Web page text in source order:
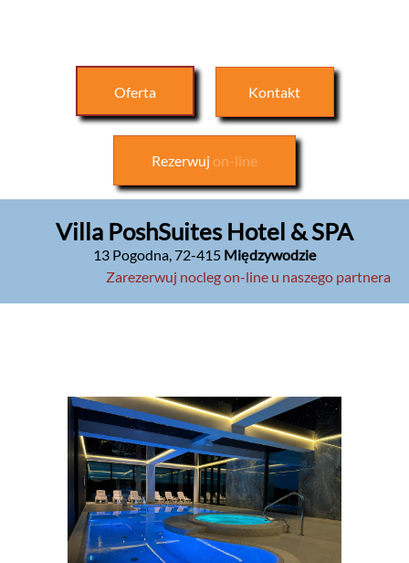
Oferta Kontakt
Rezerwuj on-line
Villa PoshSuites Hotel & SPA
13 Pogodna,72-415 Międzywodzie
Zarezerwuj nocleg on-line u naszego partnera